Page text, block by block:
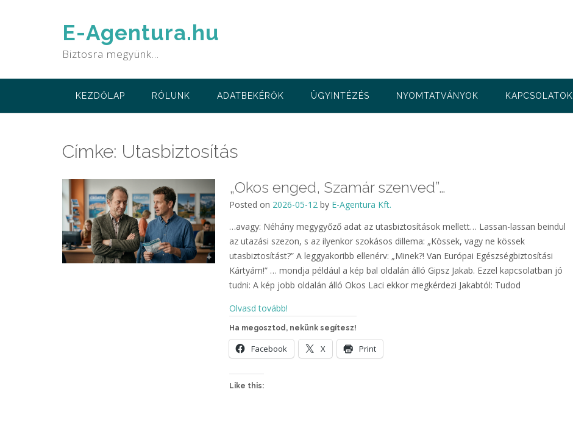
E-Agentura.hu
Biztosra megyünk…
KEZDŐLAP RÓLUNK ADATBEKÉRŐK ÜGYINTÉZÉS NYOMTATVÁNYOK KAPCSOLATOK
Címke: Utasbiztosítás
„Okos enged, Szamár szenved”…
Posted on 2026-05-12by E-Agentura Kft.
…avagy: Néhány megygyőző adat az utasbiztosítások mellett… Lassan-lassan beindul
az utazási szezon, s az ilyenkor szokásos dillema: „Kössek, vagy ne kössek
utasbiztosítást?” A leggyakoribb ellenérv: „Minek?! Van Európai Egészségbiztosítási
Kártyám!” … mondja például a kép bal oldalán álló Gipsz Jakab. Ezzel kapcsolatban jó
tudni: A kép jobb oldalán álló Okos Laci ekkor megkérdezi Jakabtól: Tudod
Olvasd tovább!
Ha megosztod, nekünk segítesz!
Facebook X Print
Like this: